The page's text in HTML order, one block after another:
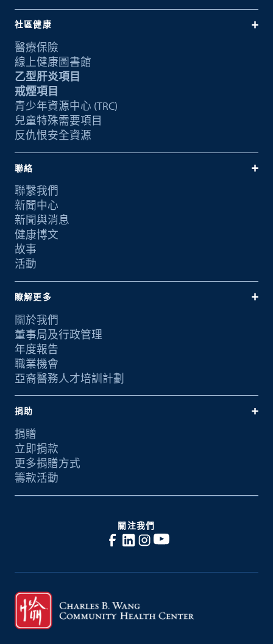
社區健康
醫療保險
線上健康圖書館
乙型肝炎項目
戒煙項目
青少年資源中心 (TRC)
兒童特殊需要項目
反仇恨安全資源
聯絡
聯繫我們
新聞中心
新聞與消息
健康博文
故事
活動
瞭解更多
關於我們
董事局及行政管理
年度報告
職業機會
亞裔醫務人才培訓計劃
捐助
捐贈
立即捐款
更多捐贈方式
籌款活動
關注我們